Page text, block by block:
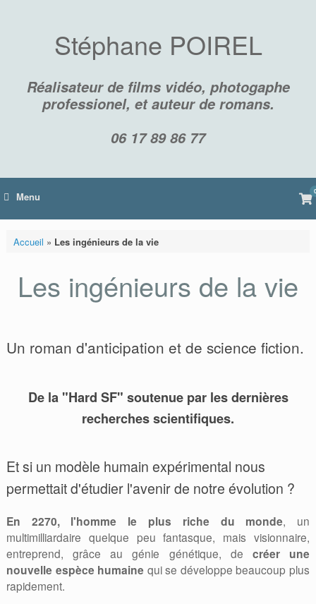
Stéphane POIREL
Réalisateur de films vidéo, photogaphe
professionel, et auteur de romans.
06 17 89 86 77
Menu 0
Accueil » Les ingénieurs de la vie
Les ingénieurs de la vie
Un roman d'anticipation et de science fiction.
De la "Hard SF" soutenue par les dernières
recherches scientifiques.
Et si un modèle humain expérimental nous
permettait d'étudier l'avenir de notre évolution ?
En 2270, l'homme le plus riche du monde, un
multimilliardaire quelque peu fantasque, mais visionnaire,
entreprend, grâce au génie génétique, de créer une
nouvelle espèce humaine qui se développe beaucoup plus
rapidement.